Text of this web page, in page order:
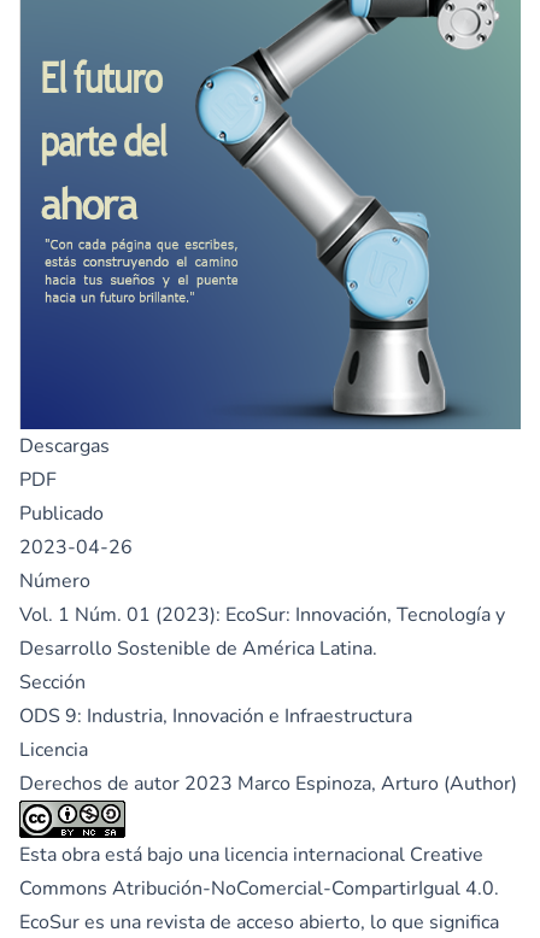
Descargas
PDF
Publicado
2023-04-26
Número
Vol. 1 Núm. 01 (2023): EcoSur: Innovación, Tecnología y
Desarrollo Sostenible de América Latina.
Sección
ODS 9: Industria, Innovación e Infraestructura
Licencia
Derechos de autor 2023 Marco Espinoza, Arturo (Author)
Esta obra está bajo una licencia internacional Creative
Commons Atribución-NoComercial-CompartirIgual 4.0.
EcoSur es una revista de acceso abierto, lo que significa